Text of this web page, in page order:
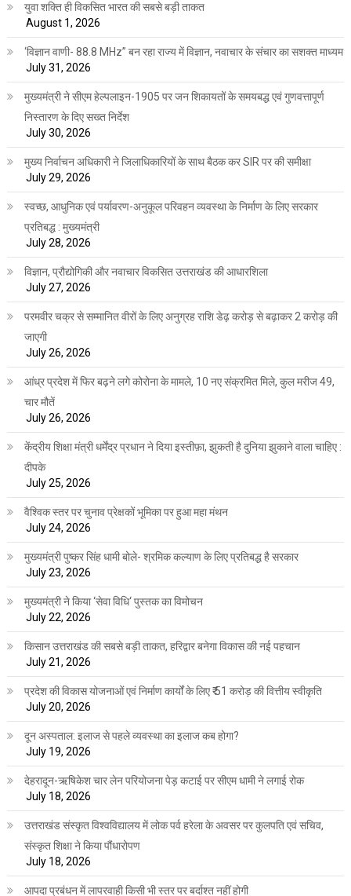
युवा शक्ति ही विकसित भारत की सबसे बड़ी ताकत
August 1, 2026
‘विज्ञान वाणी- 88.8 MHz” बन रहा राज्य में विज्ञान, नवाचार के संचार का सशक्त माध्यम
July 31, 2026
मुख्यमंत्री ने सीएम हेल्पलाइन-1905 पर जन शिकायतों के समयबद्ध एवं गुणवत्तापूर्ण
निस्तारण के दिए सख्त निर्देश
July 30, 2026
मुख्य निर्वाचन अधिकारी ने जिलाधिकारियों के साथ बैठक कर SIR पर की समीक्षा
July 29, 2026
स्वच्छ, आधुनिक एवं पर्यावरण-अनुकूल परिवहन व्यवस्था के निर्माण के लिए सरकार
प्रतिबद्ध : मुख्यमंत्री
July 28, 2026
विज्ञान, प्रौद्योगिकी और नवाचार विकसित उत्तराखंड की आधारशिला
July 27, 2026
परमवीर चक्र से सम्मानित वीरों के लिए अनुग्रह राशि डेढ़ करोड़ से बढ़ाकर 2 करोड़ की
जाएगी
July 26, 2026
आंध्र प्रदेश में फिर बढ़ने लगे कोरोना के मामले, 10 नए संक्रमित मिले, कुल मरीज 49,
चार मौतें
July 26, 2026
केंद्रीय शिक्षा मंत्री धर्मेंद्र प्रधान ने दिया इस्तीफ़ा, झुकती है दुनिया झुकाने वाला चाहिए :
दीपके
July 25, 2026
वैश्विक स्तर पर चुनाव प्रेक्षकों भूमिका पर हुआ महा मंथन
July 24, 2026
मुख्यमंत्री पुष्कर सिंह धामी बोले- श्रमिक कल्याण के लिए प्रतिबद्ध है सरकार
July 23, 2026
मुख्यमंत्री ने किया ‘सेवा विधि‘ पुस्तक का विमोचन
July 22, 2026
किसान उत्तराखंड की सबसे बड़ी ताकत, हरिद्वार बनेगा विकास की नई पहचान
July 21, 2026
प्रदेश की विकास योजनाओं एवं निर्माण कार्यों के लिए ₹ 51 करोड़ की वित्तीय स्वीकृति
July 20, 2026
दून अस्पताल: इलाज से पहले व्यवस्था का इलाज कब होगा?
July 19, 2026
देहरादून-ऋषिकेश चार लेन परियोजना पेड़ कटाई पर सीएम धामी ने लगाई रोक
July 18, 2026
उत्तराखंड संस्कृत विश्वविद्यालय में लोक पर्व हरेला के अवसर पर कुलपति एवं सचिव,
संस्कृत शिक्षा ने किया पौंधारोपण
July 18, 2026
आपदा प्रबंधन में लापरवाही किसी भी स्तर पर बर्दाश्त नहीं होगी